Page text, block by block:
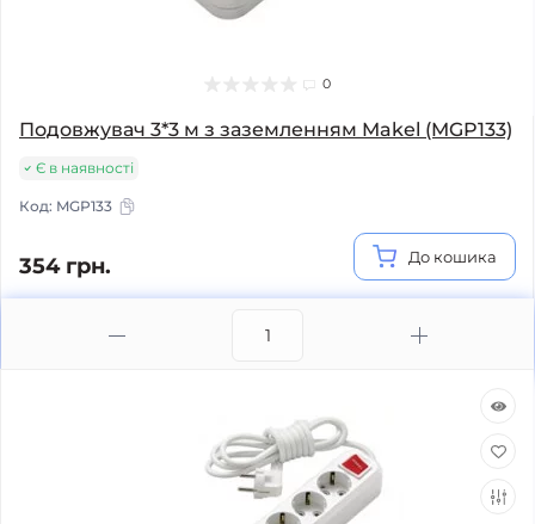
0
Подовжувач 3*3 м з заземленням Makel (MGP133)
Є в наявності
Код: MGP133
354 грн. До кошика